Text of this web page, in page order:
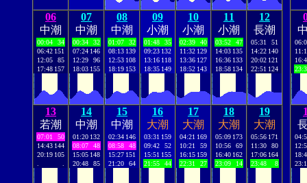
06
中潮
00:04
34
06:42 151
12:05
85
17:48 157
07
中潮
00:34
32
07:24 146
12:29
96
18:03 155
08
中潮
01:07
32
08:13 139
12:53 108
18:19 153
09
小潮
01:48
35
09:23 132
13:16 118
18:35 149
10
小潮
02:39
40
11:32 129
13:36 127
18:52 143
11
小潮
03:52
47
14:03 135
16:36 133
18:58 134
12
長潮
05:31
51
14:22 140
20:02 121
22:51 124
13
若潮
07:01
50
14:43 144
20:19 105
14
中潮
01:20 132
08:07
48
15:05 148
20:48
85
15
中潮
02:34 146
08:58
48
15:27 151
21:20
64
16
大潮
03:31 159
09:42
52
15:51 155
21:55
44
17
大潮
04:21 169
10:21
59
16:15 159
22:31
27
18
大潮
05:09 173
10:56
69
16:40 162
23:09
14
19
大潮
05:56 171
11:30
80
17:06 164
23:48
8